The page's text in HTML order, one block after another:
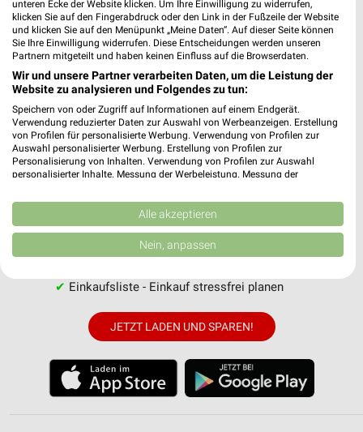
MEHR PROSPEKTE
weekli - Prospekte & Angebote App
weekli App für iOS & Android.
✔Standortgenaue Angebote
Folge deinem Lieblingshändler
✔ Einkaufsliste - Einkauf stressfrei planen
JETZT LADEN UND SPAREN!
unteren Ecke der Website klicken. Um Ihre Einwilligung zu widerrufen,
klicken Sie auf den Fingerabdruck oder den Link in der Fußzeile der Website
und klicken Sie auf den Menüpunkt „Meine Daten“. Auf dieser Seite können
Sie Ihre Einwilligung widerrufen. Diese Entscheidungen werden unseren
Partnern mitgeteilt und haben keinen Einfluss auf die Browserdaten.
Wir und unsere Partner verarbeiten Daten, um die Leistung der
Website zu analysieren und Folgendes zu tun:
Speichern von oder Zugriff auf Informationen auf einem Endgerät.
Verwendung reduzierter Daten zur Auswahl von Werbeanzeigen. Erstellung
von Profilen für personalisierte Werbung. Verwendung von Profilen zur
Auswahl personalisierter Werbung. Erstellung von Profilen zur
Personalisierung von Inhalten. Verwendung von Profilen zur Auswahl
personalisierter Inhalte. Messung der Werbeleistung. Messung der
Kombinationen von Daten aus verschiedenen Quellen. Entwicklung und
Verbesserung der Angebote. Verwendung reduzierter Daten zur Auswahl
von Inhalten.
Daten können außerhalb der Europäischen Union weitergegeben und in die
USA gesendet werden.
Website/App.
Wir nutzen Ihre Daten für folgende Zwecke:
IAB-Verarbeitungszwecke:
Speichern von oder Zugriff auf Informationen
auf einem Endgerät
Alle akzeptieren
Nein, anpassen